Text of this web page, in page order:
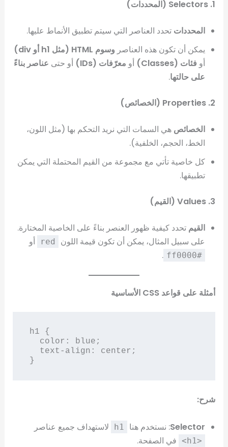
1. Selectors (المحددات)
المحددات تحدد العناصر التي سيتم تطبيق الأنماط عليها.
يمكن أن تكون هذه العناصر وسوم HTML (مثل h1 أو div)
أو فئات (Classes) أو معرّفات (IDs) أو حتى عناصر بناءً
على حالتها.
2. Properties (الخصائص)
الخصائص هي السمات التي نريد التحكم بها (مثل اللون،
الخط، الحجم، الخلفية).
كل خاصية تأتي مع مجموعة من القيم المحتملة التي يمكن
تطبيقها.
3. Values (القيم)
القيم تحدد كيفية ظهور العنصر بناءً على الخاصية المختارة.
على سبيل المثال، يمكن أن تكون قيمة اللون
red أو
#ff0000
.
أمثلة على قواعد CSS الأساسية
h1 {
}
شرح:
Selector: نستخدم هنا h1 لاستهداف جميع عناصر
<h1>
في الصفحة.